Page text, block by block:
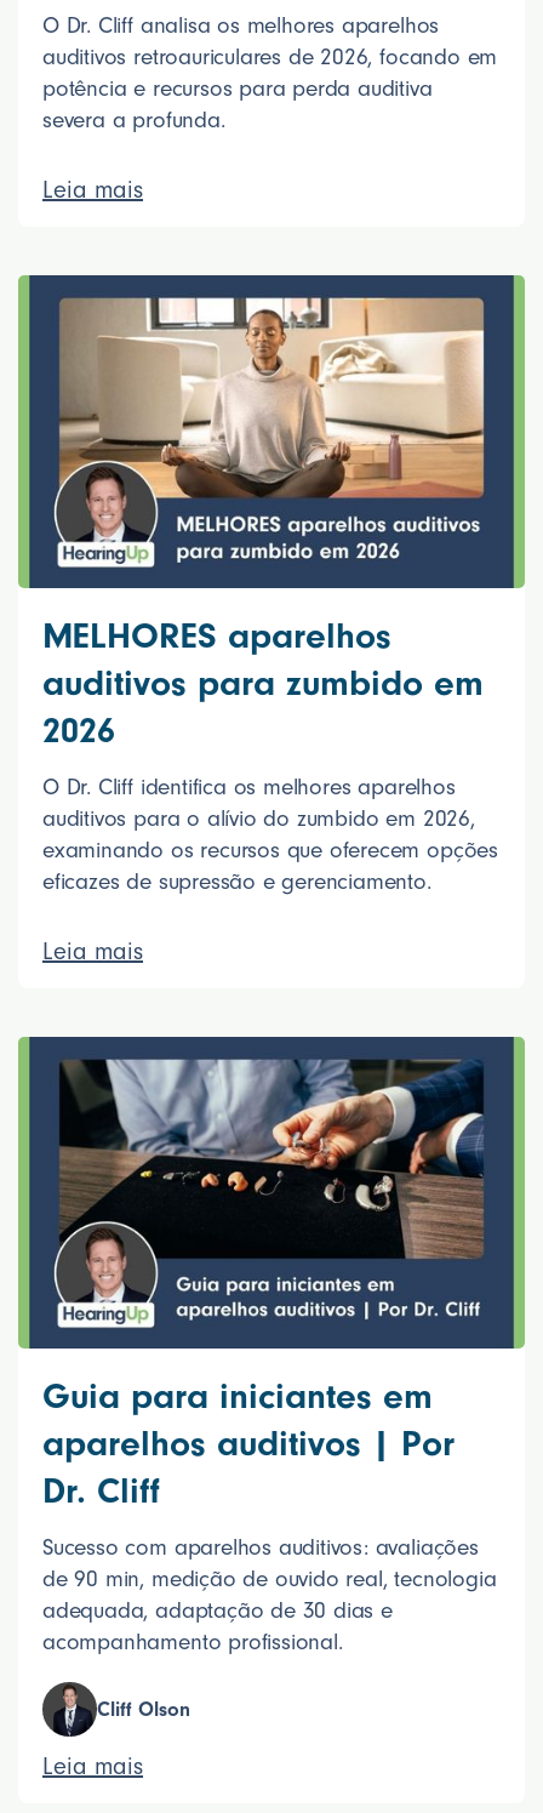
O Dr. Cliff analisa os melhores aparelhos
auditivos retroauriculares de 2026, focando em
potência e recursos para perda auditiva
severa a profunda.
Leia mais
MELHORES aparelhos
auditivos para zumbido em
2026
O Dr. Cliff identifica os melhores aparelhos
auditivos para o alívio do zumbido em 2026,
examinando os recursos que oferecem opções
eficazes de supressão e gerenciamento.
Leia mais
Guia para iniciantes em
aparelhos auditivos | Por
Dr. Cliff
Sucesso com aparelhos auditivos: avaliações
de 90 min, medição de ouvido real, tecnologia
adequada, adaptação de 30 dias e
acompanhamento profissional.
Cliff Olson
Leia mais